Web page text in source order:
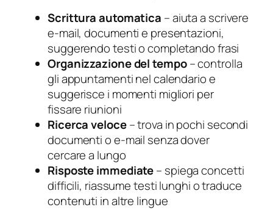
Scrittura automatica – aiuta a scrivere
e-mail, documenti e presentazioni,
suggerendo testi o completando frasi
Organizzazione del tempo– controlla
gli appuntamenti nel calendario e
suggerisce i momenti migliori per
fissare riunioni
Ricerca veloce– trova in pochi secondi
documenti o e-mail senza dover
cercare a lungo
Risposte immediate– spiega concetti
difficili, riassume testi lunghi o traduce
contenuti in altre lingue